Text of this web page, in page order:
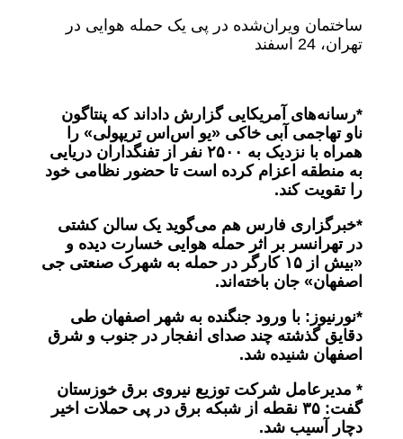
ساختمان ویران‌شده در پی یک حمله هوایی در
تهران، 24 اسفند
*رسانه‌های آمریکایی گزارش داداند که پنتاگون
ناو تهاجمی آبی خاکی «یو اس‌اس تریپولی» را
همراه با نزدیک به ۲۵۰۰نفر از تفنگداران دریایی
به منطقه اعزام کرده است تا حضور نظامی خود
را تقویت کند.
*خبرگزاری فارس هم می‌گوید یک سالن کشتی
در تهرانسر بر اثر حمله هوایی خسارت دیده و
«بیش از ۱۵ کارگر در حمله به شهرک صنعتی جی
اصفهان» جان باخته‌اند.
*نورنیوز: با ورود جنگنده به شهر اصفهان طی
دقایق گذشته چند صدای انفجار در جنوب و شرق
اصفهان شنیده شد.
* مدیرعامل شرکت توزیع نیروی برق خوزستان
گفت: ۳۵نقطه از شبکه برق در پی حملات اخیر
دچار آسیب شد.